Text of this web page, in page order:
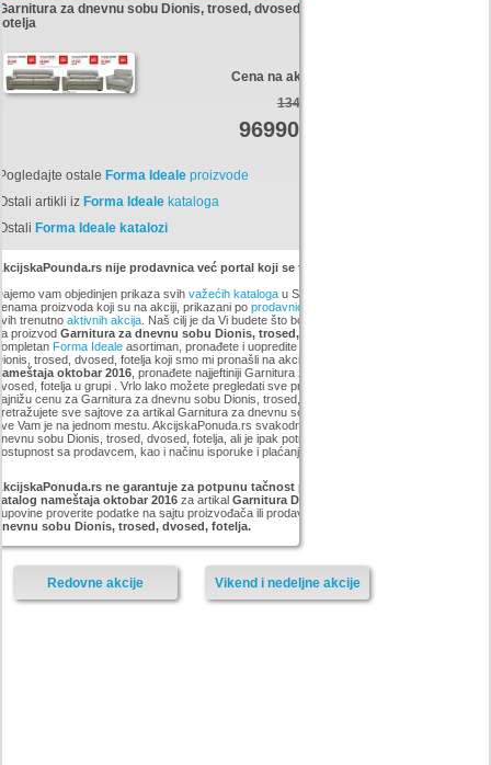
za dnevnu sobu Dionis, trosed, dvosed,
Cena na akciji:
134760
96990Din
ostale Forma Idealeproizvode
artikli iz Forma Idealekataloga
Forma Ideale katalozi
nije prodavnica već portal koji se trudi da uštedi vaš novac.
vam objedinjen prikaza svih važećih katalogau Srbiji, sa popustima i sniženim
proizvoda koji su na akciji, prikazani po prodavnicama
trenutno aktivnih akcija. Naš cilj je da Vi budete što bolje informisani o popustima i ceni
proizvod Garnitura za dnevnu sobu Dionis, trosed, dvosed, fotelja
Forma Idealeasortiman, pronađete i uopredite cenu za Garnitura za dnevnu sobu
trosed, dvosed, fotelja koji smo mi pronašli na akciji
oktobar 2016, pronađete najjeftiniji Garnitura za dnevnu sobu Dionis, trosed,
fotelja u grupi . Vrlo lako možete pregledati sve proizvode iz kategorije
cenu za Garnitura za dnevnu sobu Dionis, trosed, dvosed, fotelja. Ne morate da
sve sajtove za artikal Garnitura za dnevnu sobu Dionis, trosed, dvosed, fotelja,
Vam je na jednom mestu. AkcijskaPonuda.rs svakodnevno ažurira cene za Garnitura za
sobu Dionis, trosed, dvosed, fotelja, ali je ipak potrebno da proverite cenu i
sa prodavcem, kao i načinu isporuke i plaćanja.
ne garantuje za potpunu tačnost podataka iz akcije Forma Ideale
nameštaja oktobar 2016za artikal Garnitura Dionis
proverite podatke na sajtu proizvođača ili prodavnice za proizvod
sobu Dionis, trosed, dvosed, fotelja.
Vikend i nedeljne akcije
Redovne akcije